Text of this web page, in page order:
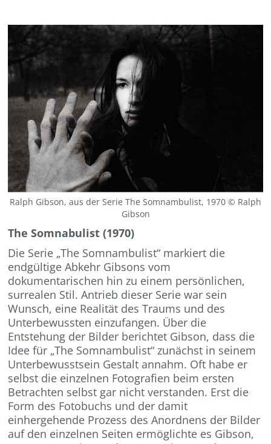
Ralph Gibson, aus der Serie The Somnambulist, 1970 © Ralph
Gibson
The Somnabulist (1970)
Die Serie „The Somnambulist“ markiert die
endgültige Abkehr Gibsons vom
dokumentarischen hin zu einem persönlichen,
surrealen Stil. Antrieb dieser Serie war sein
Wunsch, eine Realität des Traums und des
Unterbewussten einzufangen. Über die
Entstehung der Bilder berichtet Gibson, dass die
Idee für „The Somnambulist“ zunächst in seinem
Unterbewusstsein Gestalt annahm. Oft habe er
selbst die einzelnen Fotografien beim ersten
Betrachten selbst gar nicht verstanden. Erst die
Form des Fotobuchs und der damit
einhergehende Prozess des Anordnens der Bilder
auf den einzelnen Seiten ermöglichte es Gibson,